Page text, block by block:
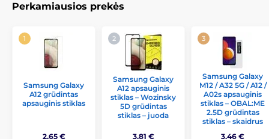
Perkamiausios prekės
Samsung Galaxy
A12 grūdintas
apsauginis stiklas
2,65 €
Samsung Galaxy
A12 apsauginis
stiklas – Wozinsky
5D grūdintas
stiklas – juoda
3,81 €
Samsung Galaxy
M12 / A32 5G / A12 /
A02s apsauginis
stiklas – OBAL:ME
2.5D grūdintas
stiklas – skaidrus
3,46 €